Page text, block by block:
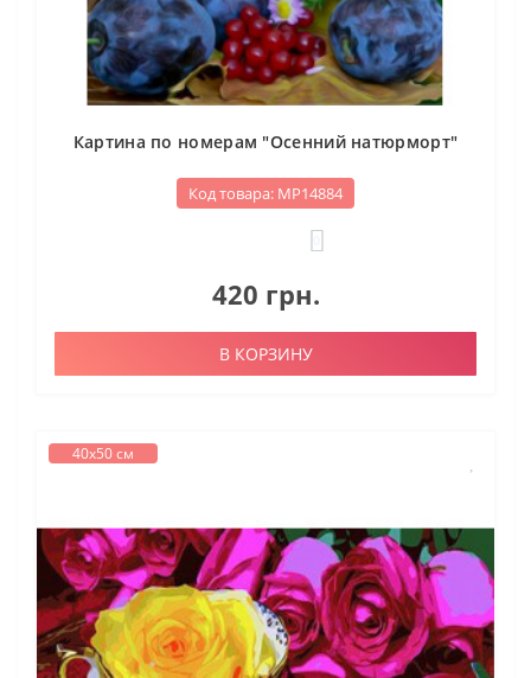
Картина по номерам "Осенний натюрморт"
Код товара: МР14884
420 грн.
В КОРЗИНУ
40х50 см